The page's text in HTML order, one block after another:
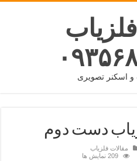
اسکنر تصویری
دست دوم
مقالات فلزیاب
209 نمایش ها